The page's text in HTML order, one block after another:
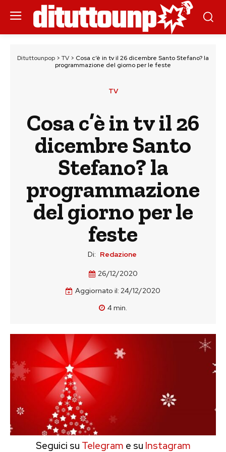
Dituttounpop > TV > Cosa c’è in tv il 26 dicembre Santo Stefano? la
programmazione del giorno per le feste
TV
Cosa c’è in tv il 26
dicembre Santo
Stefano? la
programmazione
del giorno per le
feste
Di: Redazione
26/12/2020
Aggiornato il: 24/12/2020
4min.
Seguici su Telegram e su Instagram